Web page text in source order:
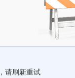
请刷新重试